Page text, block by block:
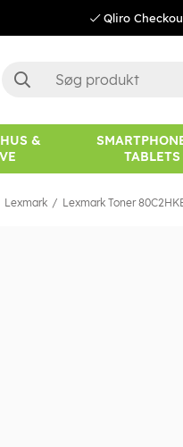
Qliro
&
TABLETS
Lexmark Lexmark Toner